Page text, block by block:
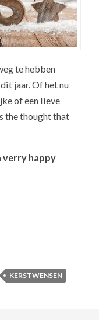
te hebben
jaar. Of het nu
of een lieve
the thought that
verry happy
KERSTWENSEN